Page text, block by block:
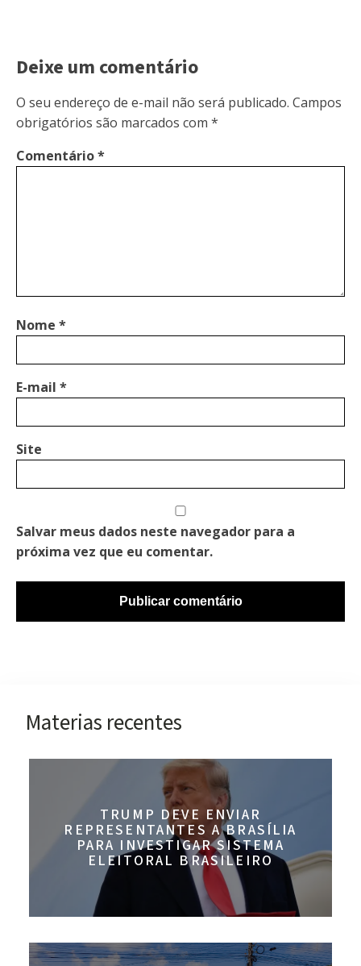
Deixe um comentário
O seu endereço de e-mail não será publicado. Campos
obrigatórios são marcados com *
Comentário*
Nome *
E-mail *
Site
Salvar meus dados neste navegador para a
próxima vez que eu comentar.
Materias recentes
TRUMP DEVE ENVIAR
REPRESENTANTES A BRASÍLIA
PARA INVESTIGAR SISTEMA
ELEITORAL BRASILEIRO